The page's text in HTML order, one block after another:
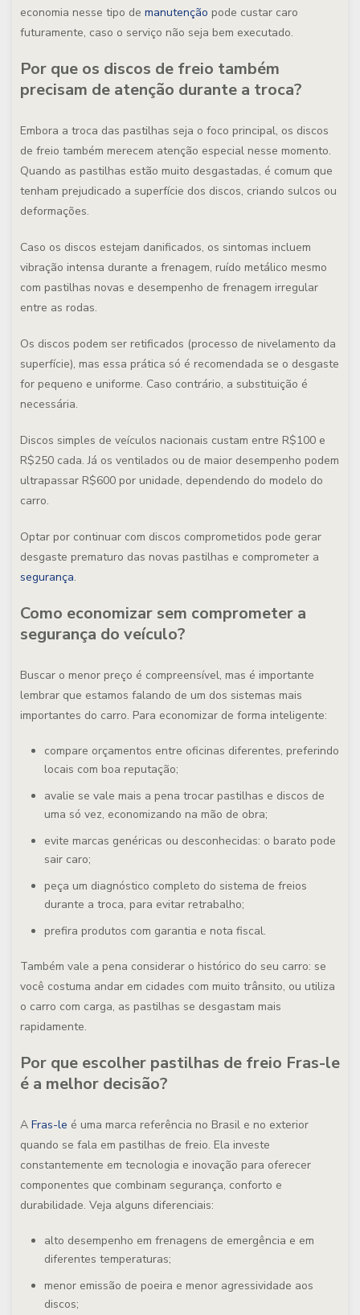
economia nesse tipo de manutenção pode custar caro
futuramente, caso o serviço não seja bem executado.
Por que os discos de freio também
precisam de atenção durante a troca?
Embora a troca das pastilhas seja o foco principal, os discos
de freio também merecem atenção especial nesse momento.
Quando as pastilhas estão muito desgastadas, é comum que
tenham prejudicado a superfície dos discos, criando sulcos ou
deformações.
Caso os discos estejam danificados, os sintomas incluem
vibração intensa durante a frenagem, ruído metálico mesmo
com pastilhas novas e desempenho de frenagem irregular
entre as rodas.
Os discos podem ser retificados (processo de nivelamento da
superfície), mas essa prática só é recomendada se o desgaste
for pequeno e uniforme. Caso contrário, a substituição é
necessária.
Discos simples de veículos nacionais custam entre R$100 e
R$250 cada. Já os ventilados ou de maior desempenho podem
ultrapassar R$600 por unidade, dependendo do modelo do
carro.
Optar por continuar com discos comprometidos pode gerar
desgaste prematuro das novas pastilhas e comprometer a
segurança.
Como economizar sem comprometer a
segurança do veículo?
Buscar o menor preço é compreensível, mas é importante
lembrar que estamos falando de um dos sistemas mais
importantes do carro. Para economizar de forma inteligente:
compare orçamentos entre oficinas diferentes, preferindo
locais com boa reputação;
avalie se vale mais a pena trocar pastilhas e discos de
uma só vez, economizando na mão de obra;
evite marcas genéricas ou desconhecidas: o barato pode
sair caro;
peça um diagnóstico completo do sistema de freios
durante a troca, para evitar retrabalho;
prefira produtos com garantia e nota fiscal.
Também vale a pena considerar o histórico do seu carro: se
você costuma andar em cidades com muito trânsito, ou utiliza
o carro com carga, as pastilhas se desgastam mais
rapidamente.
Por que escolher pastilhas de freio Fras-le
é a melhor decisão?
A Fras-le é uma marca referência no Brasil e no exterior
quando se fala em pastilhas de freio. Ela investe
constantemente em tecnologia e inovação para oferecer
componentes que combinam segurança, conforto e
durabilidade. Veja alguns diferenciais:
alto desempenho em frenagens de emergência e em
diferentes temperaturas;
menor emissão de poeira e menor agressividade aos
discos;